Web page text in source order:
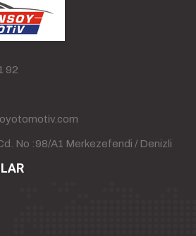
92
No :98/A1 Merkezefendi / Denizli